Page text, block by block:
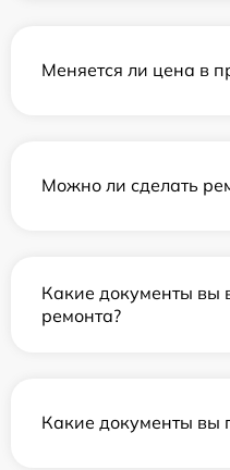
Меняется ли цена в
Можно ли сделать
Какие документы вы
ремонта?
Какие документы вы